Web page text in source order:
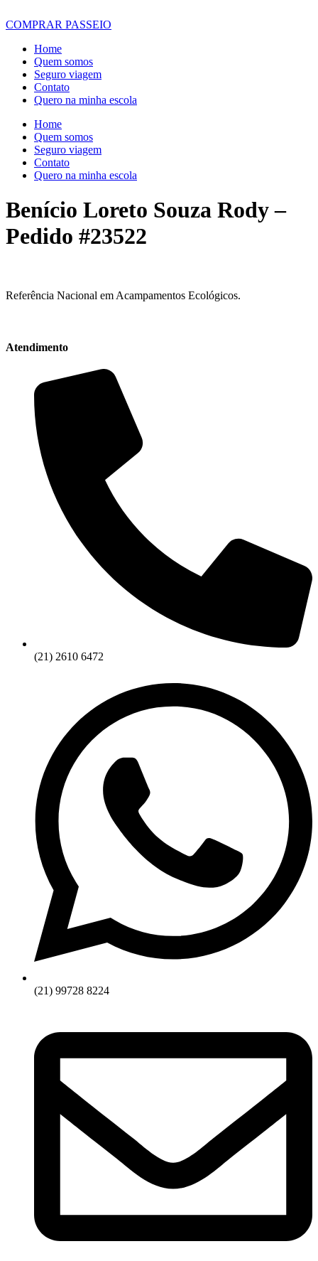
COMPRAR PASSEIO
Home
Quem somos
Seguro viagem
Contato
Quero na minha escola
Home
Quem somos
Seguro viagem
Contato
Quero na minha escola
Benício Loreto Souza Rody –
Pedido #23522
Referência Nacional em Acampamentos Ecológicos.
Atendimento
(21) 2610 6472
(21) 99728 8224